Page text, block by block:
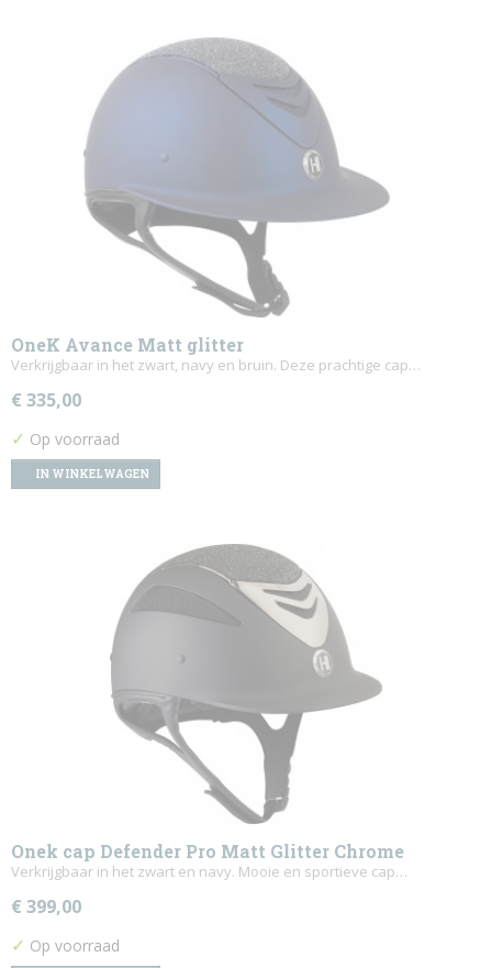
OneK Avance Matt glitter
Verkrijgbaar in het zwart, navy en bruin. Deze prachtige cap…
€ 335,00
✓ Op voorraad
IN WINKELWAGEN
Onek cap Defender Pro Matt Glitter Chrome
Verkrijgbaar in het zwart en navy. Mooie en sportieve cap…
€ 399,00
✓ Op voorraad